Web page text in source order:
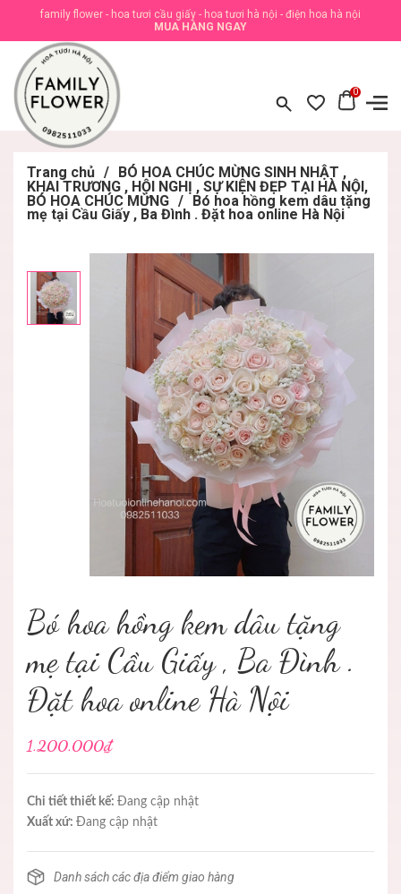
family flower - hoa tươi cầu giấy - hoa tươi hà nội - điện hoa hà nội
MUA HÀNG NGAY
0
Trang chủ / BÓ HOA CHÚC MỪNG SINH NHẬT ,
KHAI TRƯƠNG , HỘI NGHỊ , SỰ KIỆN ĐẸP TẠI HÀ NỘI,
BÓ HOA CHÚC MỪNG / Bó hoa hồng kem dâu tặng
mẹ tại Cầu Giấy , Ba Đình . Đặt hoa online Hà Nội
Bó hoa hồng kem dâu tặng
mẹ tại Cầu Giấy , Ba Đình .
Đặt hoa online Hà Nội
1.200.000₫
Chi tiết thiết kế: Đang cập nhật
Xuất xứ: Đang cập nhật
Danh sách các địa điểm giao hàng